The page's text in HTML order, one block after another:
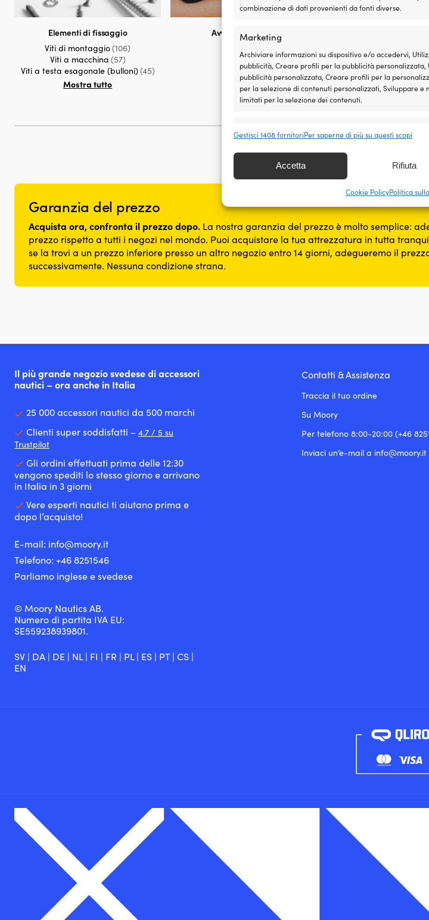
combinazione di dati provenienti da fonti diverse.
Marketing
Archiviare informazioni su dispositivo e/o accedervi,
pubblicità, Creare profili per la pubblicità
pubblicità personalizzata, Creare profili per la
per la selezione di contenuti personalizzati, Sviluppare
limitati per la selezione dei contenuti.
dispositivi, Identificare i dispositivi in base alle
automaticamente.
Garantire la sicurezza, prevenire e rilevare
errori, Erogare e presentare pubblicità e
comunicare le scelte sulla privacy.
Gestisci 1408 fornitoriPer saperne di più su questi scopi
Accetta Rifiuta
Cookie PolicyPolitica
Elementi di fissaggio
Viti di montaggio(106)
Viti a macchina (57)
Viti a testa esagonale (bulloni)(45)
Mostra tutto
Avvitare & forare
Poliestere(4)
Gelcoat(20)
Mostra tutto
Garanzia del prezzo
Acquista ora, confronta il prezzo dopo. La nostra garanzia del prezzo è molto semplice:
prezzo rispetto a tutti i negozi nel mondo. Puoi acquistare la tua attrezzatura in tutta
se la trovi a un prezzo inferiore presso un altro negozio entro 14 giorni, adegueremo il
successivamente. Nessuna condizione strana.
Il più grande negozio svedese di accessori
nautici – ora anche in Italia
25 000 accessori nautici da 500 marchi
Clienti super soddisfatti – 4.7 / 5 su
Trustpilot
Gli ordini effettuati prima delle 12:30
vengono spediti lo stesso giorno e arrivano
in Italia in 3 giorni
Vere esperti nautici ti aiutano prima e
dopo l’acquisto!
E-mail: info@moory.it
Telefono: +46 8251546
Parliamo inglese e svedese
© Moory Nautics AB.
Numero di partita IVA EU:
SE559238939801.
SV | DA | DE | NL| FI | FR | PL| ES | PT| CS |
EN
Contatti & Assistenza
Traccia il tuo ordine
Su Moory
Per telefono 8:00-20:00 (+46
Inviaci un’e-mail a info@moory.it